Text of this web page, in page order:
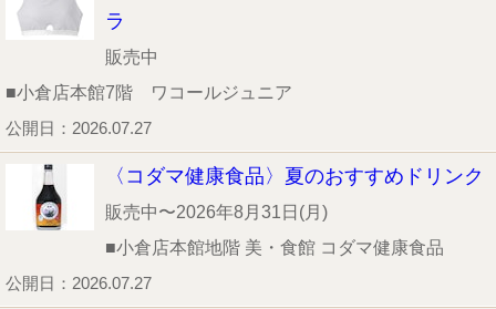
ラ
販売中
■小倉店本館7階 ワコールジュニア
公開日：2026.07.27
〈コダマ健康食品〉夏のおすすめドリンク
販売中〜2026年8月31日(月)
■小倉店本館地階 美・食館 コダマ健康食品
公開日：2026.07.27